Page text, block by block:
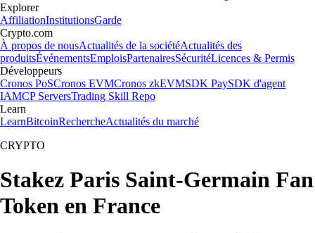
Explorer
AffiliationInstitutionsGarde
Crypto.com
À propos de nousActualités de la sociétéActualités des
produitsÉvénementsEmploisPartenairesSécuritéLicences & Permis
Développeurs
Cronos PoSCronos EVMCronos zkEVMSDK PaySDK d'agent
IAMCP ServersTrading Skill Repo
Learn
LearnBitcoinRechercheActualités du marché
CRYPTO
Stakez Paris Saint-Germain Fan
Token en France